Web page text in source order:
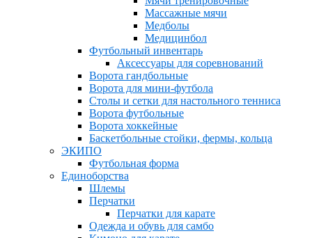
Массажные мячи
Медболы
Медицинбол
Футбольный инвентарь
Аксессуары для соревнований
Ворота гандбольные
Ворота для мини-футбола
Столы и сетки для настольного тенниса
Ворота футбольные
Ворота хоккейные
Баскетбольные стойки, фермы, кольца
ЭКИПО
Футбольная форма
Единоборства
Шлемы
Перчатки
Перчатки для карате
Одежда и обувь для самбо